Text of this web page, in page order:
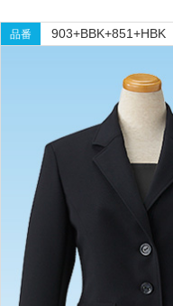
品番 903+BBK+851+HBK